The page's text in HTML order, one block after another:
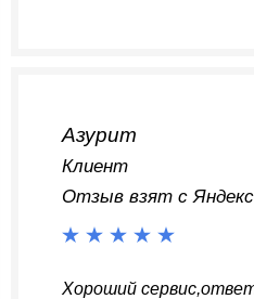
Азурит
Клиент
Отзыв взят с
Хороший